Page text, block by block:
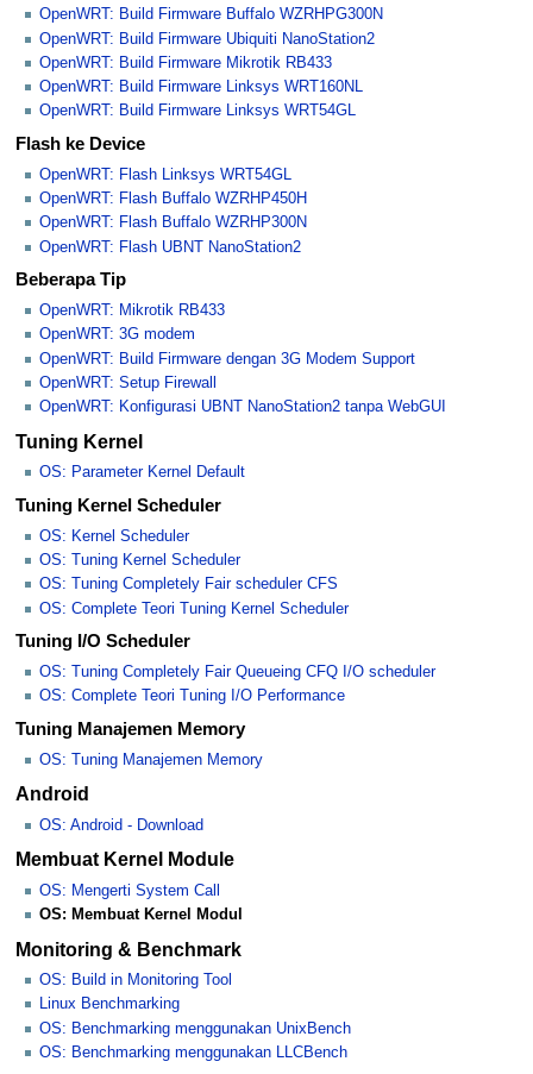
OpenWRT: Build Firmware Buffalo WZRHPG300N
OpenWRT: Build Firmware Ubiquiti NanoStation2
OpenWRT: Build Firmware Mikrotik RB433
OpenWRT: Build Firmware Linksys WRT160NL
OpenWRT: Build Firmware Linksys WRT54GL
Flash ke Device
OpenWRT: Flash Linksys WRT54GL
OpenWRT: Flash Buffalo WZRHP450H
OpenWRT: Flash Buffalo WZRHP300N
OpenWRT: Flash UBNT NanoStation2
Beberapa Tip
OpenWRT: Mikrotik RB433
OpenWRT: 3G modem
OpenWRT: Build Firmware dengan 3G Modem Support
OpenWRT: Setup Firewall
OpenWRT: Konfigurasi UBNT NanoStation2 tanpa WebGUI
Tuning Kernel
OS: Parameter Kernel Default
Tuning Kernel Scheduler
OS: Kernel Scheduler
OS: Tuning Kernel Scheduler
OS: Tuning Completely Fair scheduler CFS
OS: Complete Teori Tuning Kernel Scheduler
Tuning I/O Scheduler
OS: Tuning Completely Fair Queueing CFQ I/O scheduler
OS: Complete Teori Tuning I/O Performance
Tuning Manajemen Memory
OS: Tuning Manajemen Memory
Android
OS: Android - Download
Membuat Kernel Module
OS: Mengerti System Call
OS: Membuat Kernel Modul
Monitoring & Benchmark
OS: Build in Monitoring Tool
Linux Benchmarking
OS: Benchmarking menggunakan UnixBench
OS: Benchmarking menggunakan LLCBench